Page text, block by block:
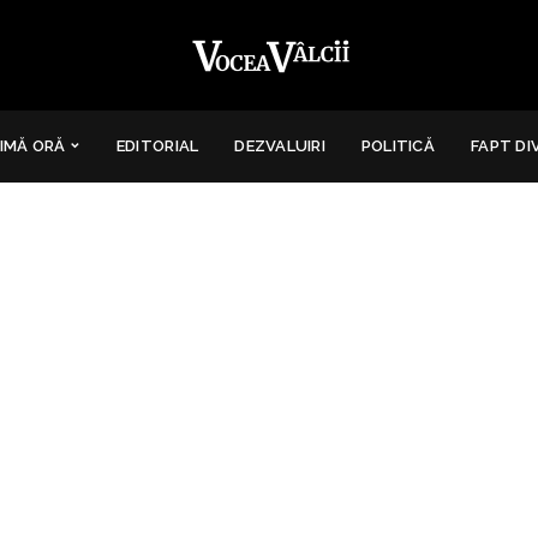
ORĂ EDITORIAL DEZVALUIRI POLITICĂ FAPT